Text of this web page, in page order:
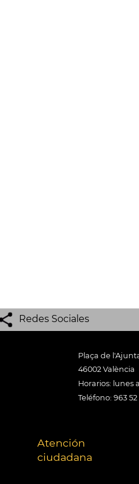
Redes Sociales
Plaça de
46002 València
Horarios: lunes
Teléfono: 963 52
Atención
ciudadana